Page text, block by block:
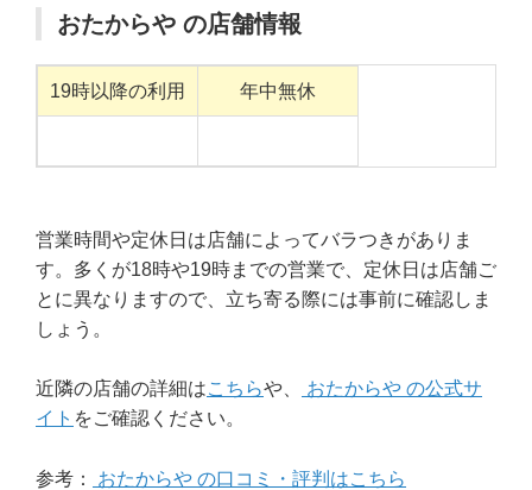
おたからや の店舗情報
19時以降の利用 年中無休
営業時間や定休日は店舗によってバラつきがありま
す。多くが18時や19時までの営業で、定休日は店舗ご
とに異なりますので、立ち寄る際には事前に確認しま
しょう。
近隣の店舗の詳細はこちらや、
おたからや の公式サ
イト をご確認ください。
参考： おたからや の口コミ・評判はこちら